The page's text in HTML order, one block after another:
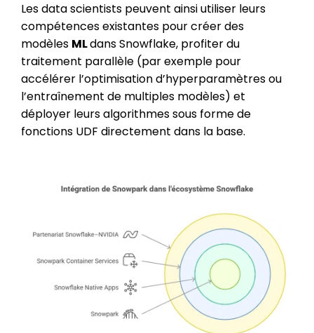
Les data scientists peuvent ainsi utiliser leurs
compétences existantes pour créer des
modèles MLdans Snowflake, profiter du
traitement parallèle (par exemple pour
accélérer l’optimisation d’hyperparamètres ou
l’entraînement de multiples modèles) et
déployer leurs algorithmes sous forme de
fonctions UDF directement dans la base.